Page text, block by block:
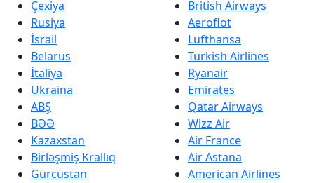
Çexiya
Rusiya
İsrail
Belarus
İtaliya
Ukraina
ABŞ
BƏƏ
Kazaxstan
Birləşmiş Krallıq
Gürcüstan
British Airways
Aeroflot
Lufthansa
Turkish Airlines
Ryanair
Emirates
Qatar Airways
Wizz Air
Air France
Air Astana
American Airlines